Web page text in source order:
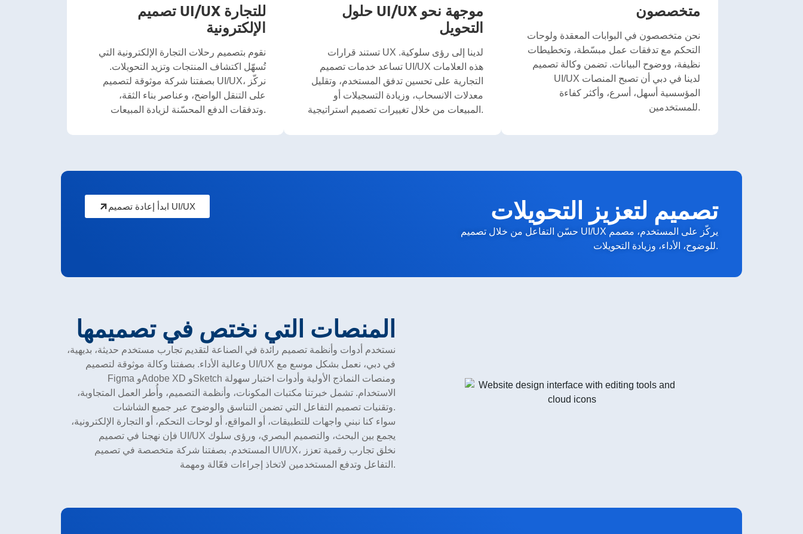
تصميم UI/UX للتجارة
الإلكترونية
نقوم بتصميم رحلات التجارة الإلكترونية التي
تُسهّل اكتشاف المنتجات وتزيد التحويلات.
بصفتنا شركة موثوقة لتصميم UI/UX، نركّز
على التنقل الواضح، وعناصر بناء الثقة،
وتدفقات الدفع المحسّنة لزيادة المبيعات.
حلول UI/UX موجهة نحو
التحويل
تستند قرارات UX لدينا إلى رؤى سلوكية.
تساعد خدمات تصميم UI/UX هذه العلامات
التجارية على تحسين تدفق المستخدم، وتقليل
معدلات الانسحاب، وزيادة التسجيلات أو
المبيعات من خلال تغييرات تصميم استراتيجية.
متخصصون
نحن متخصصون في البوابات المعقدة ولوحات
التحكم مع تدفقات عمل مبسّطة، وتخطيطات
نظيفة، ووضوح البيانات. تضمن وكالة تصميم
UI/UX لدينا في دبي أن تصبح المنصات
المؤسسية أسهل، أسرع، وأكثر كفاءة
للمستخدمين.
ابدأ إعادة تصميم UI/UX تصميم لتعزيز التحويلات
حسّن التفاعل من خلال تصميم UI/UX يركّز على المستخدم، مصمم
للوضوح، الأداء، وزيادة التحويلات.
المنصات التي نختص في تصميمها
نستخدم أدوات وأنظمة تصميم رائدة في الصناعة لتقديم تجارب مستخدم حديثة، بديهية،
وعالية الأداء. بصفتنا وكالة موثوقة لتصميم UI/UX في دبي، نعمل بشكل موسع مع
Figma وAdobe XD وSketch ومنصات النماذج الأولية وأدوات اختبار سهولة
الاستخدام. تشمل خبرتنا مكتبات المكونات، وأنظمة التصميم، وأُطر العمل المتجاوبة،
وتقنيات تصميم التفاعل التي تضمن التناسق والوضوح عبر جميع الشاشات.
سواء كنا نبني واجهات للتطبيقات، أو المواقع، أو لوحات التحكم، أو التجارة الإلكترونية،
فإن نهجنا في تصميم UI/UX يجمع بين البحث، والتصميم البصري، ورؤى سلوك
المستخدم. بصفتنا شركة متخصصة في تصميم UI/UX، نخلق تجارب رقمية تعزز
التفاعل وتدفع المستخدمين لاتخاذ إجراءات فعّالة ومهمة.